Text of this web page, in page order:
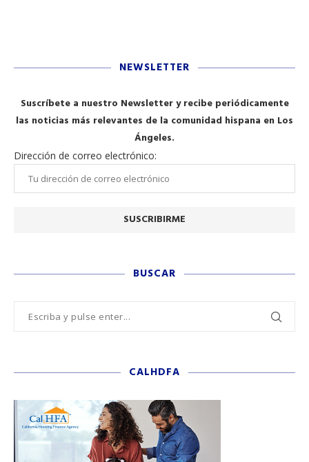
NEWSLETTER
Suscríbete a nuestro Newsletter y recibe periódicamente
las noticias más relevantes de la comunidad hispana en Los
Ángeles.
Dirección de correo electrónico:
BUSCAR
CALHDFA